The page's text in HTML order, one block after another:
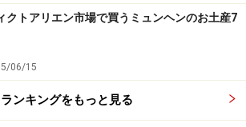
クトアリエン市場で買うミュンヘンのお土産7
06/15
ランキングをもっと見る